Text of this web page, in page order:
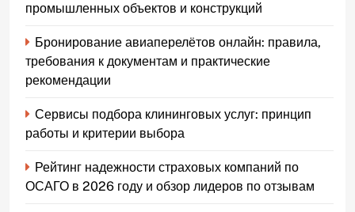
промышленных объектов и конструкций
Бронирование авиаперелётов онлайн: правила,
требования к документам и практические
рекомендации
Сервисы подбора клининговых услуг: принцип
работы и критерии выбора
Рейтинг надежности страховых компаний по
ОСАГО в 2026 году и обзор лидеров по отзывам